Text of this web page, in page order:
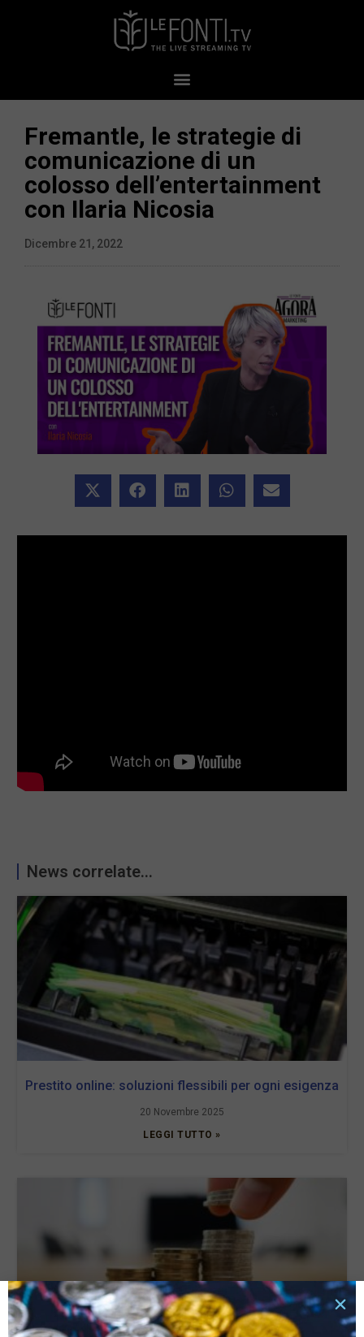
Fremantle, le strategie di
comunicazione di un
colosso dell’entertainment
con Ilaria Nicosia
Dicembre 21, 2022
News correlate...
Prestito online: soluzioni flessibili per ogni esigenza
20 Novembre 2025
LEGGI TUTTO »